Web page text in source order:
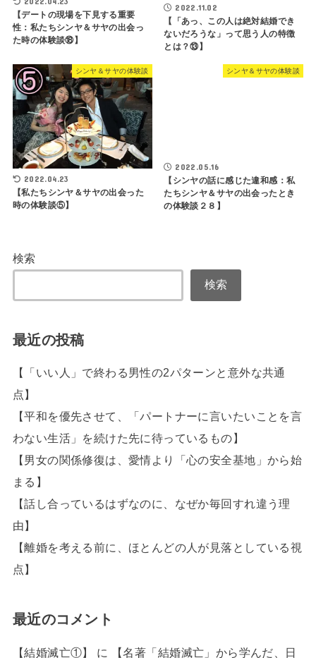
【デートの現場を下見する重要
性：私たちシンヤ＆サヤの出会っ
た時の体験談⑱】
2022.11.02
【「あっ、この人は絶対結婚でき
ないだろうな」って思う人の特徴
とは？⑬】
シンヤ＆サヤの体験談
2022.04.23
【私たちシンヤ＆サヤの出会った
時の体験談⑤】
シンヤ＆サヤの体験談
2022.05.16
【シンヤの話に感じた違和感：私
たちシンヤ＆サヤの出会ったとき
の体験談２８】
検索
検索
最近の投稿
【「いい人」で終わる男性の2パターンと意外な共通
点】
【平和を優先させて、「パートナーに言いたいことを言
わない生活」を続けた先に待っているもの】
【男女の関係修復は、愛情より「心の安全基地」から始
まる】
【話し合っているはずなのに、なぜか毎回すれ違う理
由】
【離婚を考える前に、ほとんどの人が見落としている視
点】
最近のコメント
【結婚滅亡①】 に 【名著「結婚滅亡」から学んだ、日